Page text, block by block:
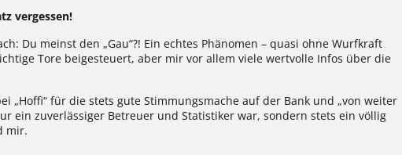
vergessen!
Du meinst den „Gau“?! Ein echtes Phänomen – quasi ohne Wurfkraft
Tore beigesteuert, aber mir vor allem viele wertvolle Infos über die
„Hoffi“ für die stets gute Stimmungsmache auf der Bank und „von weiter
ein zuverlässiger Betreuer und Statistiker war, sondern stets ein völlig
mir.